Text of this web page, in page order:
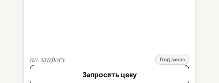
по запросу Под заказ
Запросить цену